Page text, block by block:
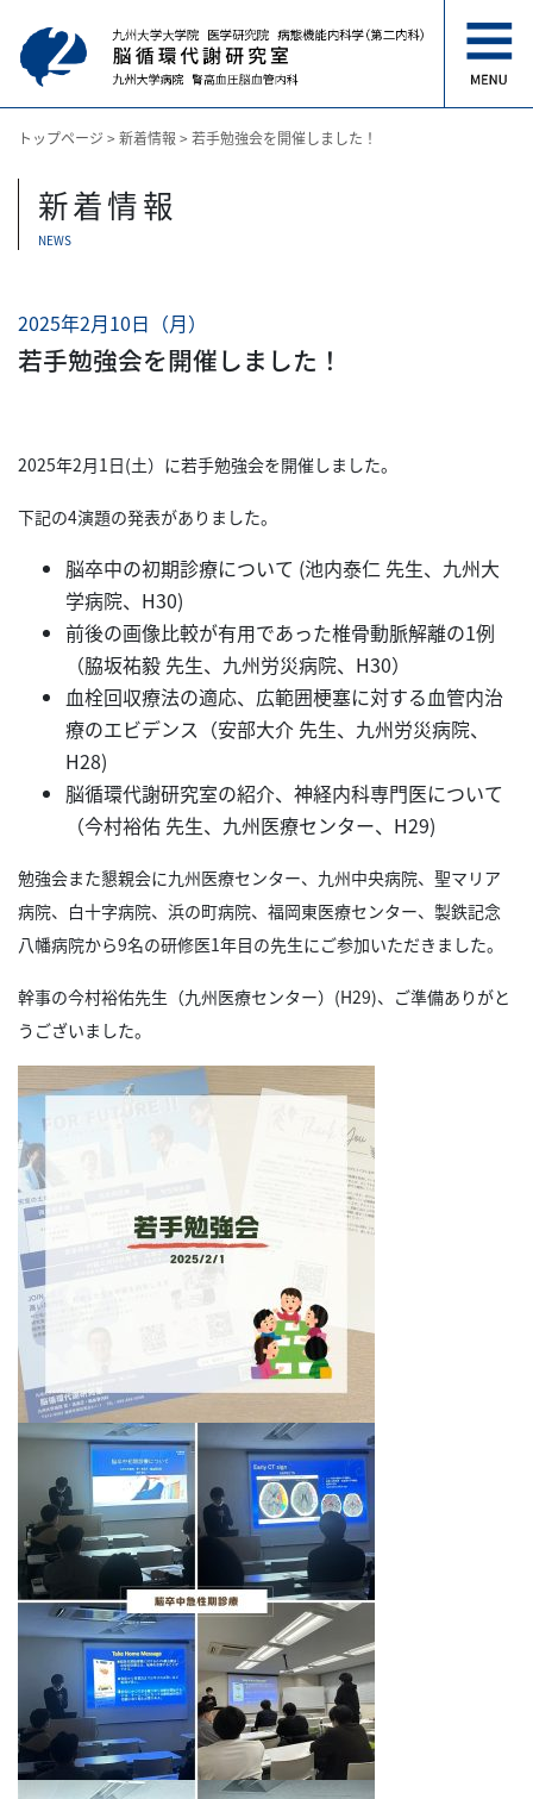
トップページ > 新着情報 > 若手勉強会を開催しました！
新着情報
NEWS
2025年2月10日（月）
若手勉強会を開催しました！
2025年2月1日(土）に若手勉強会を開催しました。
下記の4演題の発表がありました。
脳卒中の初期診療について (池内泰仁 先生、九州大
学病院、H30)
前後の画像比較が有用であった椎骨動脈解離の1例
（脇坂祐毅 先生、九州労災病院、H30）
血栓回収療法の適応、広範囲梗塞に対する血管内治
療のエビデンス（安部大介 先生、九州労災病院、
H28)
脳循環代謝研究室の紹介、神経内科専門医について
（今村裕佑 先生、九州医療センター、H29)
勉強会また懇親会に九州医療センター、九州中央病院、聖マリア
病院、白十字病院、浜の町病院、福岡東医療センター、製鉄記念
八幡病院から9名の研修医1年目の先生にご参加いただきました。
幹事の今村裕佑先生（九州医療センター）(H29)、ご準備ありがと
うございました。